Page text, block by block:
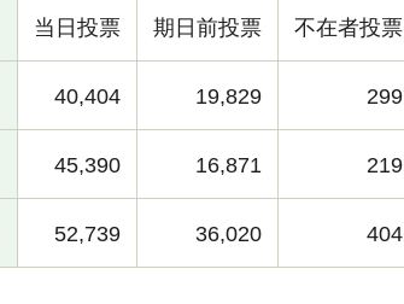
当日投票 期日前投票 不在者投票
40,404 19,829 299
45,390 16,871 219
52,739 36,020 404